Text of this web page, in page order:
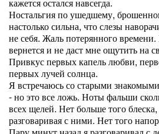
Ностальгия по ушедшему,
настолько сильна, что слезы
не себя. Жаль потерянного
вернется и не даст мне ощутить на
Привкус первых капель любви,
первых лучей солнца.
Я встречаюсь со старыми
- но это все ложь. Ноты фальши
всех щелей. Нет больше того блеска,
разговаривая с ними. Нет того